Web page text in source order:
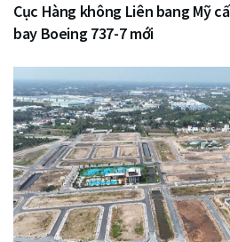
Cục Hàng không Liên bang Mỹ
bay Boeing 737-7 mới